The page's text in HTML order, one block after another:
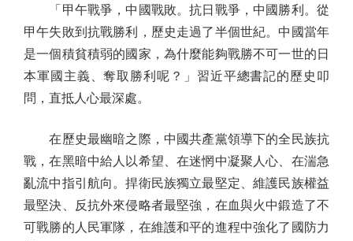
「甲午戰爭，中國戰敗。抗日戰爭，中國勝利。從
甲午失敗到抗戰勝利，歷史走過了半個世紀。中國當年
是一個積貧積弱的國家，為什麼能夠戰勝不可一世的日
本軍國主義、奪取勝利呢？」習近平總書記的歷史叩
問，直抵人心最深處。
在歷史最幽暗之際，中國共產黨領導下的全民族抗
戰，在黑暗中給人以希望、在迷惘中凝聚人心、在湍急
亂流中指引航向。捍衛民族獨立最堅定、維護民族權益
最堅決、反抗外來侵略者最堅強，在血與火中鍛造了不
可戰勝的人民軍隊，在維護和平的進程中強化了國防力